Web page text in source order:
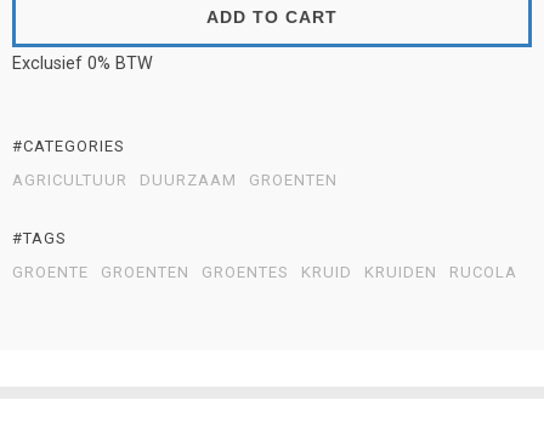
ADD TO CART
Exclusief 0% BTW
#CATEGORIES
AGRICULTUUR
DUURZAAM GROENTEN
#TAGS
GROENTE
GROENTEN GROENTES KRUID KRUIDEN RUCOLA